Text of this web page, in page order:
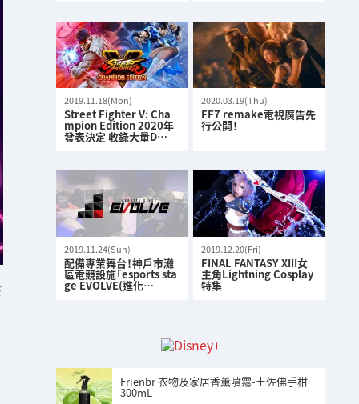
2019.11.18(Mon)
Street Fighter V: Cha
mpion Edition 2020年
發表決定 收錄大量D…
2020.03.19(Thu)
FF7 remake電視廣告先
行公開！
2019.11.24(Sun)
配備專業舞台！神戶市灘
區電競設施「esports sta
ge EVOLVE(進化…
2019.12.20(Fri)
FINAL FANTASY XIII女
主角Lightning Cosplay
特集
Frienbr 衣物及家居香薰噴霧-土佐佛手柑
300mL